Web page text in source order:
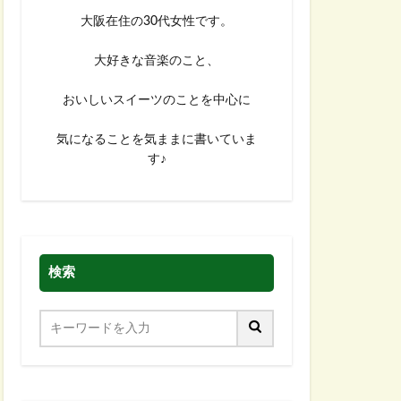
大阪在住の30代女性です。
大好きな音楽のこと、
おいしいスイーツのことを中心に
気になることを気ままに書いていま
す♪
検索